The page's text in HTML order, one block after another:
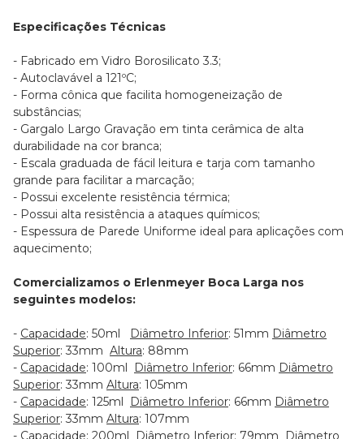
Especificações Técnicas
- Fabricado em Vidro Borosilicato 3.3;
- Autoclavável a 121ºC;
- Forma cônica que facilita homogeneização de
substâncias;
- Gargalo Largo Gravação em tinta cerâmica de alta
durabilidade na cor branca;
- Escala graduada de fácil leitura e tarja com tamanho
grande para facilitar a marcação;
- Possui excelente resistência térmica;
- Possui alta resistência a ataques químicos;
- Espessura de Parede Uniforme ideal para aplicações com
aquecimento;
Comercializamos o Erlenmeyer Boca Larga nos
seguintes modelos:
- Capacidade: 50ml Diâmetro Inferior: 51mm Diâmetro
Superior: 33mm Altura: 88mm
- Capacidade: 100ml Diâmetro Inferior: 66mm Diâmetro
Superior: 33mm Altura: 105mm
- Capacidade: 125ml Diâmetro Inferior: 66mm Diâmetro
Superior: 33mm Altura: 107mm
- Capacidade: 200ml Diâmetro Inferior: 79mm Diâmetro